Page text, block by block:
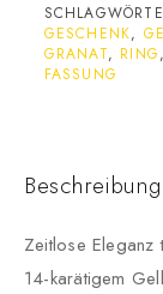
GESCHENK,
GRANAT, RING,
FASSUNG
Beschreibung
Zeitlose
14-karätigem